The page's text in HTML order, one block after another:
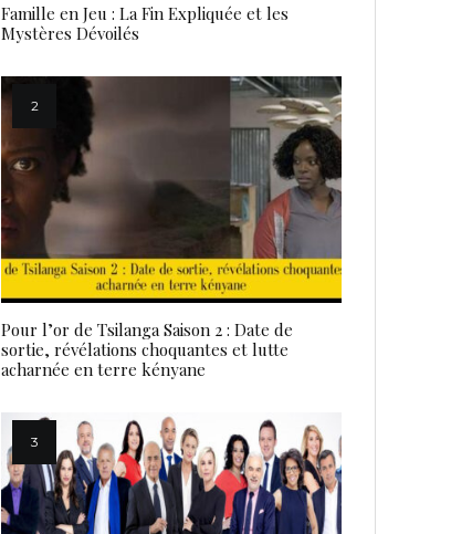
Famille en Jeu : La Fin Expliquée et les
Mystères Dévoilés
Pour l’or de Tsilanga Saison 2 : Date de
sortie, révélations choquantes et lutte
acharnée en terre kényane